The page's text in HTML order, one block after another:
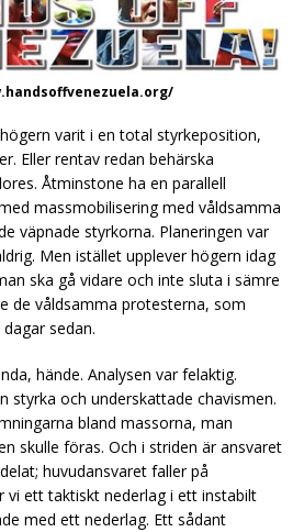
varit i en total styrkeposition,
Eller rentav redan behärska
Åtminstone ha en parallell
massmobilisering med våldsamma
väpnade styrkorna. Planeringen var
Men istället upplever högern idag
ska gå vidare och inte sluta i sämre
de våldsamma protesterna, som
sedan.
hände. Analysen var felaktig.
styrka och underskattade chavismen.
bland massorna, man
skulle föras. Och i striden är ansvaret
huvudansvaret faller på
vi ett taktiskt nederlag i ett instabilt
med ett nederlag. Ett sådant